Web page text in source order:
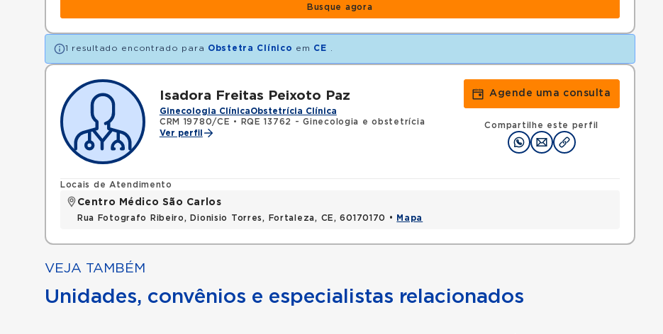
Busque agora
1 resultado encontrado para Obstetra Clínico em CE
Isadora Freitas Peixoto Paz
Ginecologia ClínicaObstetrícia Clínica
CRM 19780/CE •
RQE 13762 - Ginecologia e obstetrícia
Ver perfil
Agende uma consulta
Compartilhe este perfil
Locais de Atendimento
Centro Médico São Carlos
Rua Fotografo Ribeiro, Dionisio Torres, Fortaleza, CE, 60170170 • Mapa
VEJA TAMBÉM
Unidades, convênios e especialistas relacionados